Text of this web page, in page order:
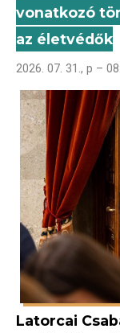
vonatkozó
az életvédők
2026. 07. 31., p –
Latorcai